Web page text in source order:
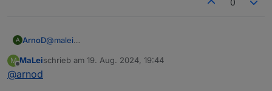
A ArnoD@malei
0_userdata.0.Charge_Control.Allgemein.IstPv
M
Offline
MaLeischrieb am 19. Aug. 2024, 19:44
zuletzt editiert von
@arnod